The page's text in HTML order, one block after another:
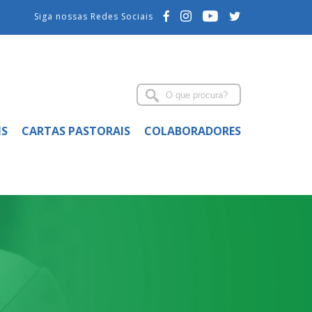
Siga nossas Redes Sociais
CARTAS PASTORAIS COLABORADORES